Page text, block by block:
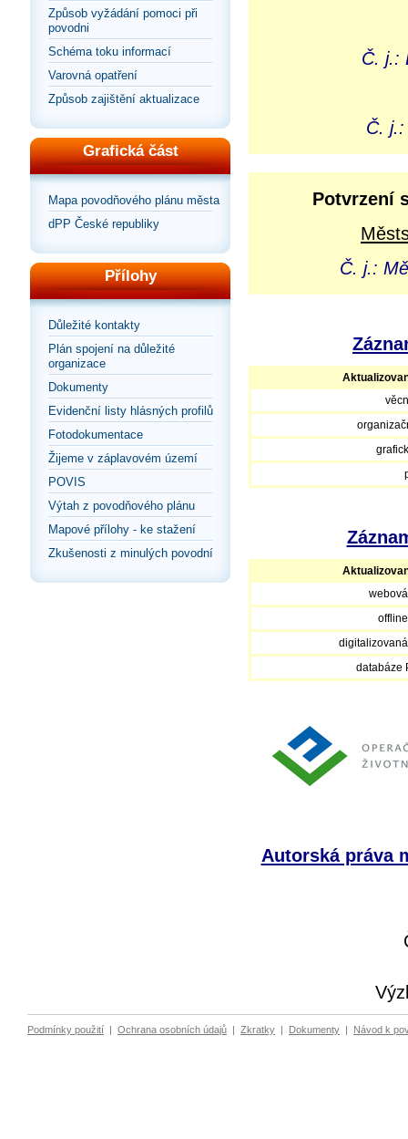
Způsob vyžádání pomoci při
povodni
Schéma toku informací
Varovná opatření
Způsob zajištění aktualizace
Grafická část
Mapa povodňového plánu města
dPP České republiky
Přílohy
Důležité kontakty
Plán spojení na důležité
organizace
Dokumenty
Evidenční listy hlásných profilů
Fotodokumentace
Žijeme v záplavovém území
POVIS
Výtah z povodňového plánu
Mapové přílohy - ke stažení
Zkušenosti z minulých povodní
Č. j.:
Č.
Potvrzení
Č. j.:
databáze
Autorská práva
Podmínky použití | Ochrana osobních údajů | Zkratky | Dokumenty | Návod k